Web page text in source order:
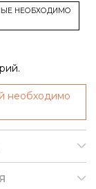
НЕОБХОДИМО
необходимо